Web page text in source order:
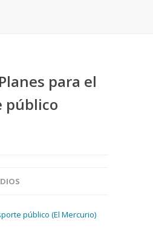
para el
público
público (El Mercurio)